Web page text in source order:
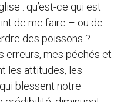
: qu’est-ce qui est
de me faire – ou de
des poissons ?
erreurs, mes péchés et
les attitudes, les
blessent notre